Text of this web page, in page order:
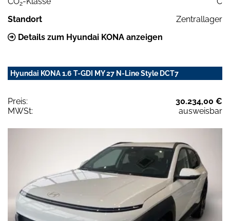
2
Standort
Zentrallager
Details zum Hyundai KONA anzeigen
Hyundai KONA 1.6 T-GDI MY 27 N-Line Style DCT7
Preis:
30.234,00 €
MWSt:
ausweisbar